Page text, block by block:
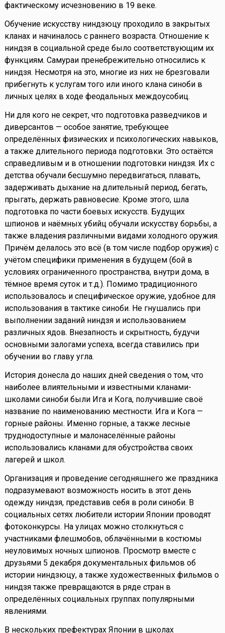
фактическому исчезновению в 19 веке.
Обучение искусству ниндзюцу проходило в закрытых
кланах и начиналось с раннего возраста. Отношение к
ниндзя в социальной среде было соответствующим их
функциям. Самураи пренебрежительно относились к
ниндзя. Несмотря на это, многие из них не брезговали
прибегнуть к услугам того или иного клана синоби в
личных целях в ходе феодальных междоусобиц.
Ни для кого не секрет, что подготовка разведчиков и
диверсантов — особое занятие, требующее
определённых физических и психологических навыков,
а также длительного периода подготовки. Это остаётся
справедливым и в отношении подготовки ниндзя. Их с
детства обучали бесшумно передвигаться, плавать,
задерживать дыхание на длительный период, бегать,
прыгать, держать равновесие. Кроме этого, шла
подготовка по части боевых искусств. Будущих
шпионов и наёмных убийц обучали искусству борьбы, а
также владения различными видами холодного оружия.
Причём делалось это всё (в том числе подбор оружия) с
учётом специфики применения в будущем (бой в
условиях ограниченного пространства, внутри дома, в
тёмное время суток и т.д.). Помимо традиционного
использовалось и специфическое оружие, удобное для
использования в тактике синоби. Не гнушались при
выполнении заданий ниндзя и использованием
различных ядов. Внезапность и скрытность, будучи
основными залогами успеха, всегда ставились при
обучении во главу угла.
История донесла до наших дней сведения о том, что
наиболее влиятельными и известными кланами-
школами синоби были Ига и Кога, получившие своё
название по наименованию местности. Ига и Кога —
горные районы. Именно горные, а также лесные
труднодоступные и малонаселённые районы
использовались кланами для обустройства своих
лагерей и школ.
Организация и проведение сегодняшнего же праздника
подразумевают возможность носить в этот день
одежду ниндзя, представив себя в роли синоби. В
социальных сетях любители истории Японии проводят
фотоконкурсы. На улицах можно столкнуться с
участниками флешмобов, облачёнными в костюмы
неуловимых ночных шпионов. Просмотр вместе с
друзьями 5 декабря документальных фильмов об
истории ниндзюцу, а также художественных фильмов о
ниндзя также превращаются в ряде стран в
определённых социальных группах популярными
явлениями.
В нескольких префектурах Японии в школах